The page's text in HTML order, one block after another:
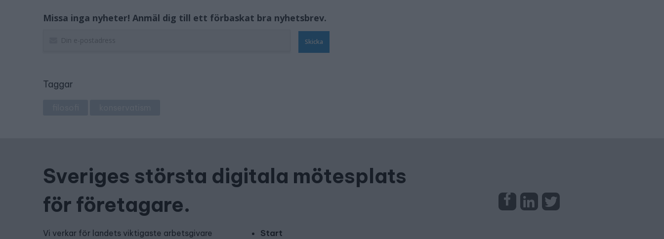
Missa inga nyheter! Anmäl dig till ett förbaskat bra nyhetsbrev.
Skicka
Taggar
Sveriges största digitala mötesplats
för företagare.
Vi verkar för landets viktigaste arbetsgivare Start